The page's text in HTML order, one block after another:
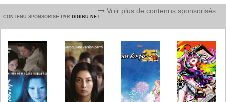
CONTENU SPONSORISÉ PAR DIGIBU.NET
Voir plus de contenus sponsorisés